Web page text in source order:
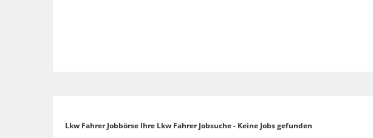
Lkw Fahrer Jobbörse Ihre Lkw Fahrer Jobsuche - Keine Jobs gefunden